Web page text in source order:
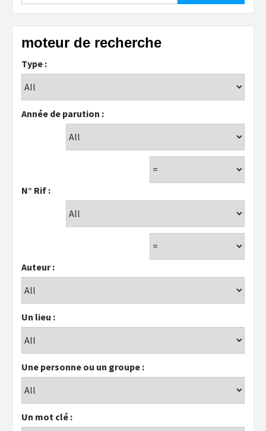
moteur de recherche
Type :
Année de parution :
N° Rif :
Auteur :
Un lieu :
Une personne ou un groupe :
Un mot clé :